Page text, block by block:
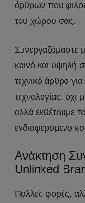
άρθρων που
του χώρου σας.
Συνεργαζόμαστε
κοινό και υψηλή
τεχνικό άρθρο
τεχνολογίας, όχι
αλλά εκθέτουμε
ενδιαφερόμενο
Ανάκτηση
Unlinked
Πολλές φορές,